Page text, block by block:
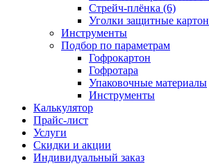
Стрейч-плёнка (6)
Уголки защитные
Инструменты
Подбор по параметрам
Гофрокартон
Гофротара
Упаковочные материалы
Инструменты
Калькулятор
Прайс-лист
Услуги
Скидки и акции
Индивидуальный заказ